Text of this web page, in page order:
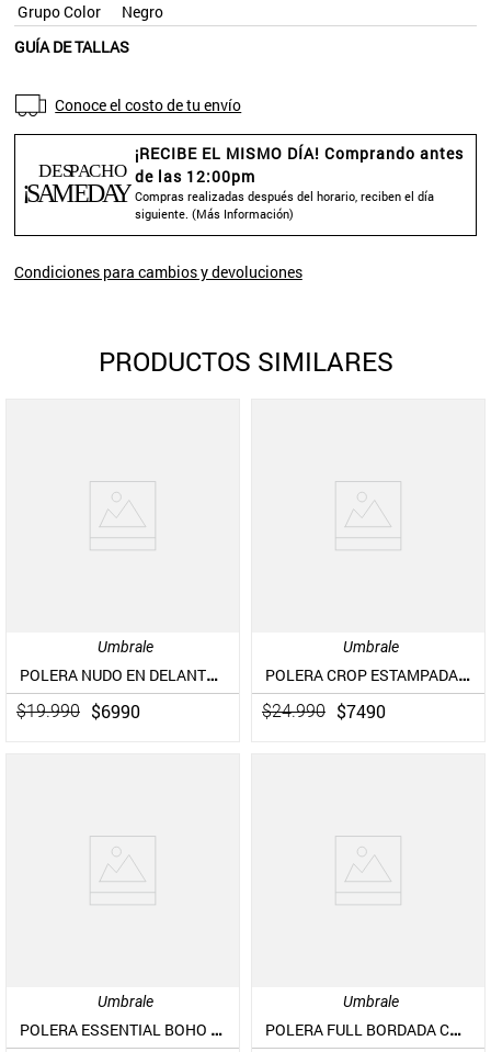
Grupo Color
Negro
GUÍA DE TALLAS
Conoce el costo de tu envío
¡RECIBE EL MISMO DÍA! Comprando antes
de las 12:00pm
Compras realizadas después del horario, reciben el día
siguiente. (Más Información)
Condiciones para cambios y devoluciones
PRODUCTOS SIMILARES
Umbrale
POLERA NUDO EN DELANTERO
$19.990 $6990
Umbrale
POLERA CROP ESTAMPADA CON TIRANTES TORCIDOS
$24.990 $7490
Umbrale
POLERA ESSENTIAL BOHO CHIC
Umbrale
POLERA FULL BORDADA CON CORDONES